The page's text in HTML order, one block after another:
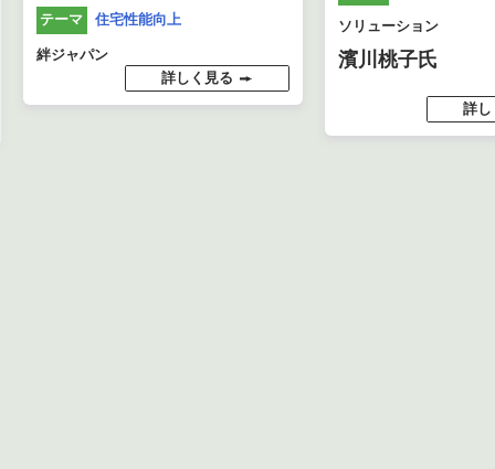
テーマ 住宅性能向上
絆ジャパン
詳しく見る
ソリューション
濱川桃子氏
詳